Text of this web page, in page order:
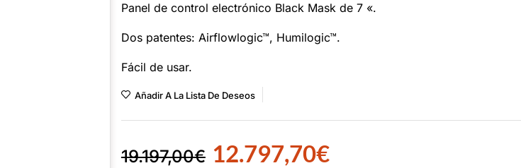
Panel de control electrónico Black Mask de 7 «.
Dos patentes: Airflowlogic™, Humilogic™.
Fácil de usar.
Añadir A La Lista De Deseos
19.197,00€ 12.797,70€